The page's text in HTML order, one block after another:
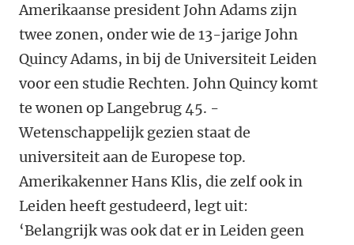
Amerikaanse president John Adams zijn
twee zonen, onder wie de 13-­jarige John
Quincy Adams, in bij de Universiteit Leiden
voor een studie ­Rechten. John Quincy komt
te wonen op ­Langebrug 45. ­
Wetenschappelijk gezien staat de
universiteit aan de Europese top.
Amerikakenner Hans Klis, die zelf ook in
Leiden heeft gestudeerd, legt uit:
‘Belangrijk was ook dat er in Leiden geen